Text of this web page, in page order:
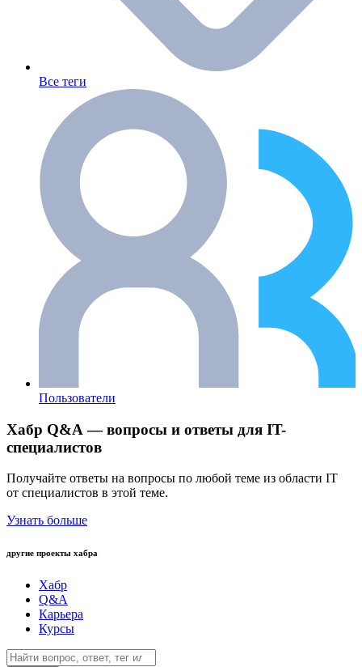
Все теги
Пользователи
Хабр Q&A — вопросы и ответы для IT-
специалистов
Получайте ответы на вопросы по любой теме из области IT
от специалистов в этой теме.
Узнать больше
другие проекты хабра
Хабр
Q&A
Карьера
Курсы